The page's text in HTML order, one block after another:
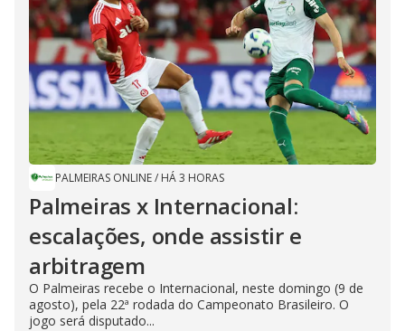
PALMEIRAS ONLINE/ HÁ 3 HORAS
Palmeiras x Internacional:
escalações, onde assistir e
arbitragem
O Palmeiras recebe o Internacional, neste domingo (9 de
agosto), pela 22ª rodada do Campeonato Brasileiro. O
jogo será disputado...